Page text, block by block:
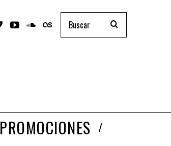
PROMOCIONES